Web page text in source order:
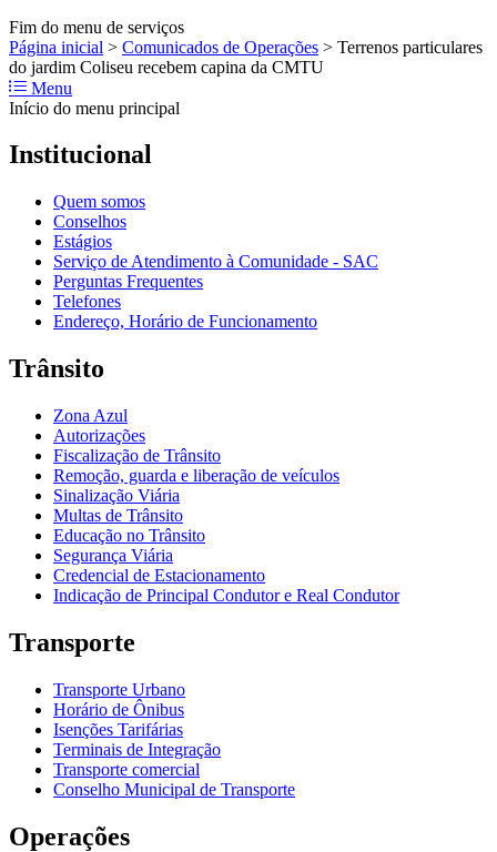
Fim do menu de serviços
Página inicial > Comunicados de Operações > Terrenos particulares
do jardim Coliseu recebem capina da CMTU
Menu
Início do menu principal
Institucional
Quem somos
Conselhos
Estágios
Serviço de Atendimento à Comunidade - SAC
Perguntas Frequentes
Telefones
Endereço, Horário de Funcionamento
Trânsito
Zona Azul
Autorizações
Fiscalização de Trânsito
Remoção, guarda e liberação de veículos
Sinalização Viária
Multas de Trânsito
Educação no Trânsito
Segurança Viária
Credencial de Estacionamento
Indicação de Principal Condutor e Real Condutor
Transporte
Transporte Urbano
Horário de Ônibus
Isenções Tarifárias
Terminais de Integração
Transporte comercial
Conselho Municipal de Transporte
Operações